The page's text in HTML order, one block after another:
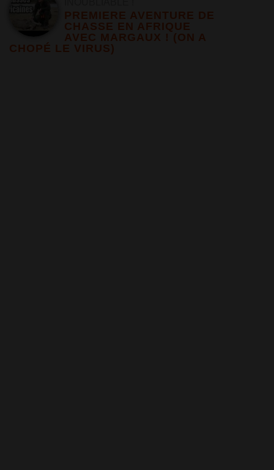
PREMIERE AVENTURE DE
CHASSE EN AFRIQUE
AVEC MARGAUX ! (ON A
CHOPÉ LE VIRUS)